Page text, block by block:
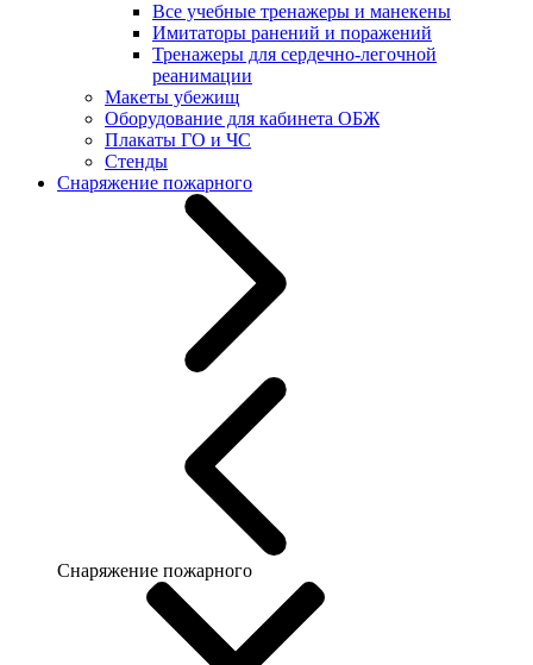
Все учебные тренажеры и манекены
Имитаторы ранений и поражений
Тренажеры для сердечно-легочной
реанимации
Макеты убежищ
Оборудование для кабинета ОБЖ
Плакаты ГО и ЧС
Стенды
Снаряжение пожарного
Снаряжение пожарного